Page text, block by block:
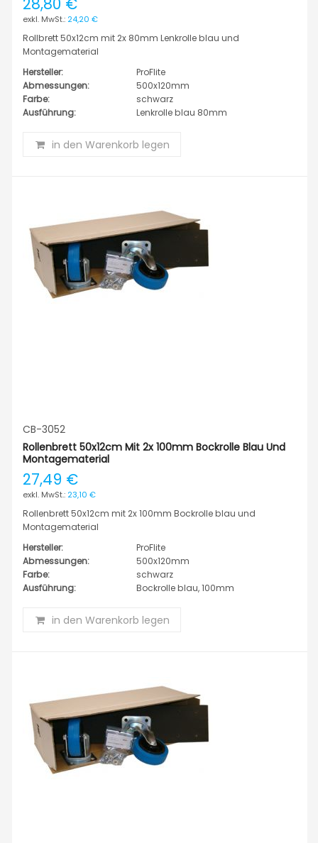
24,20 €
Rollbrett 50x12cm mit 2x 80mm Lenkrolle blau und
Montagematerial
Hersteller:
ProFlite
Abmessungen:
500x120mm
Farbe:
schwarz
Ausführung:
Lenkrolle blau 80mm
in den Warenkorb legen
CB-3052
Rollenbrett 50x12cm Mit 2x 100mm Bockrolle Blau Und
Montagematerial
27,49 €
23,10 €
Rollenbrett 50x12cm mit 2x 100mm Bockrolle blau und
Montagematerial
Hersteller:
ProFlite
Abmessungen:
500x120mm
Farbe:
schwarz
Ausführung:
Bockrolle blau, 100mm
in den Warenkorb legen